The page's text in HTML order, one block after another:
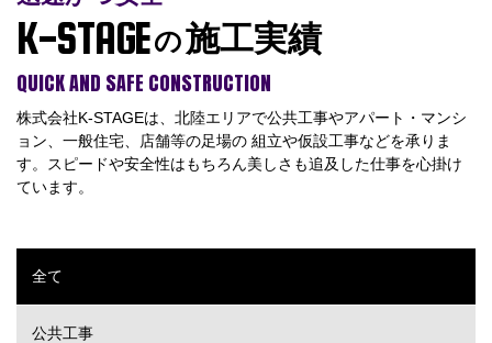
K-STAGEの施工実績
QUICK AND SAFE CONSTRUCTION
株式会社K-STAGEは、北陸エリアで公共工事やアパート・マンシ
ョン、一般住宅、店舗等の足場の 組立や仮設工事などを承りま
す。スピードや安全性はもちろん美しさも追及した仕事を心掛け
ています。
全て
公共工事